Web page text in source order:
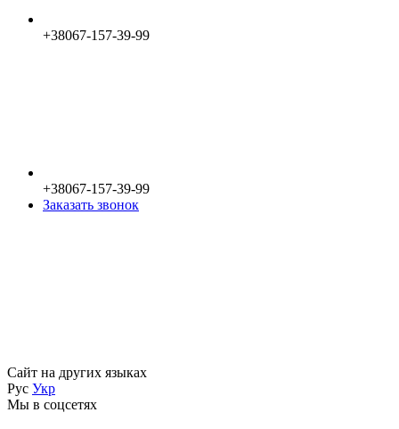
+38067-157-39-99
+38067-157-39-99
Заказать звонок
Сайт на других языках
Рус Укр
Мы в соцсетях